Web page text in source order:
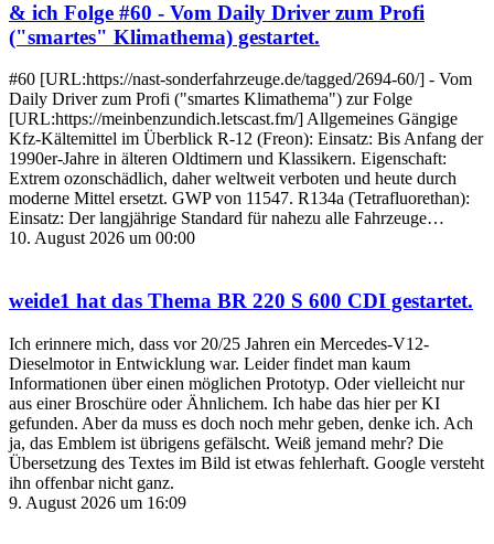
& ich Folge #60 - Vom Daily Driver zum Profi
("smartes" Klimathema) gestartet.
#60 [URL:https://nast-sonderfahrzeuge.de/tagged/2694-60/] - Vom
Daily Driver zum Profi ("smartes Klimathema") zur Folge
[URL:https://meinbenzundich.letscast.fm/] Allgemeines Gängige
Kfz-Kältemittel im Überblick R-12 (Freon): Einsatz: Bis Anfang der
1990er-Jahre in älteren Oldtimern und Klassikern. Eigenschaft:
Extrem ozonschädlich, daher weltweit verboten und heute durch
moderne Mittel ersetzt. GWP von 11547. R134a (Tetrafluorethan):
Einsatz: Der langjährige Standard für nahezu alle Fahrzeuge…
10. August 2026 um 00:00
weide1 hat das Thema BR 220 S 600 CDI gestartet.
Ich erinnere mich, dass vor 20/25 Jahren ein Mercedes-V12-
Dieselmotor in Entwicklung war. Leider findet man kaum
Informationen über einen möglichen Prototyp. Oder vielleicht nur
aus einer Broschüre oder Ähnlichem. Ich habe das hier per KI
gefunden. Aber da muss es doch noch mehr geben, denke ich. Ach
ja, das Emblem ist übrigens gefälscht. Weiß jemand mehr? Die
Übersetzung des Textes im Bild ist etwas fehlerhaft. Google versteht
ihn offenbar nicht ganz.
9. August 2026 um 16:09